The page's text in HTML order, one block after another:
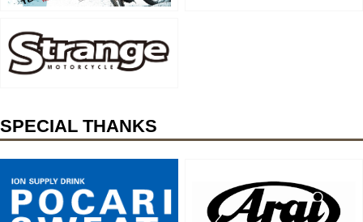
SPECIAL THANKS